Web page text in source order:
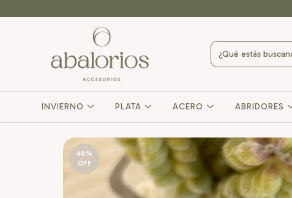
INVIERNO PLATA ACERO ABRIDORES
40%
OFF